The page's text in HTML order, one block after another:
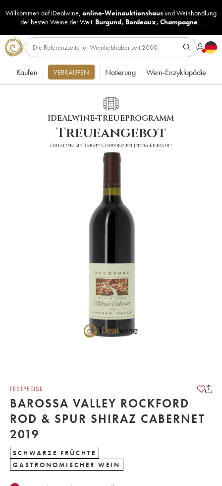
Willkommen auf iDealwine, online-Weinauktionshaus undWeinhandlung
der besten Weine der Welt: Burgund, Bordeaux, Champagne...
Kaufen VERKAUFEN Notierung Wein-Enzyklopädie
IDEALWINE-TREUEPROGRAMM
Treueangebot
Erhalten Sie Rabatt-Coupons bei jedem Einkauf!
FESTPREISE
BAROSSA VALLEY ROCKFORD
ROD & SPUR SHIRAZ CABERNET
2019
SCHWARZE FRÜCHTE
GASTRONOMISCHER WEIN